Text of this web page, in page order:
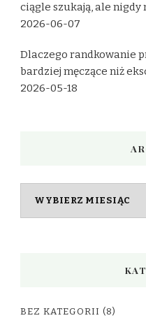
ciągle szukają, ale
2026-06-07
Dlaczego randkowanie
bardziej męczące niż
2026-05-18
BEZ KATEGORII (8)